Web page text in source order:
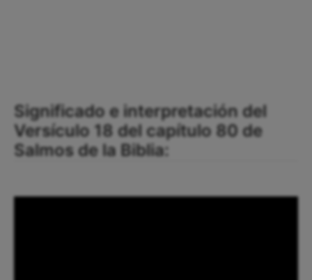
Significado e interpretación del
Versículo 18 del capítulo 80 de
Salmos de la Biblia: